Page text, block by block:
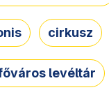
cirkusz
levéltár